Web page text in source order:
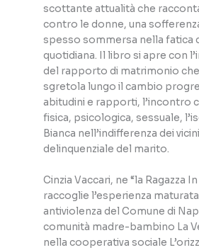
scottante attualità che
contro le donne, una
spesso sommersa nella fatica
quotidiana. Il libro si apre con
del rapporto di matrimonio
sgretola lungo il cambio
abitudini e rapporti, l’incontro
fisica, psicologica, sessuale,
Bianca nell’indifferenza dei
delinquenziale del marito.
Cinzia Vaccari, ne “la Ragazza
raccoglie l’esperienza
antiviolenza del Comune di
comunità madre-bambino La
nella cooperativa sociale